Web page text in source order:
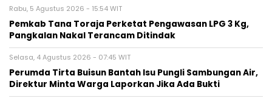
Rabu, 5 Agustus 2026 - 15:54 WIT
Pemkab Tana Toraja Perketat Pengawasan LPG 3 Kg,
Pangkalan Nakal Terancam Ditindak
Selasa, 4 Agustus 2026 - 07:45 WIT
Perumda Tirta Buisun Bantah Isu Pungli Sambungan Air,
Direktur Minta Warga Laporkan Jika Ada Bukti